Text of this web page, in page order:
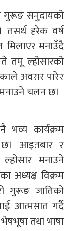
समुदायको
तसर्थ हरेक वर्ष
मनाउँदै
ल्होसारको
अवसर पारेर
चलन छ।
कार्यक्रम
छ। आइतबार र
मनाउने
अध्यक्ष विक्रम
गुरूङ जातिको
आत्मसात गर्दै
तथा भाषा